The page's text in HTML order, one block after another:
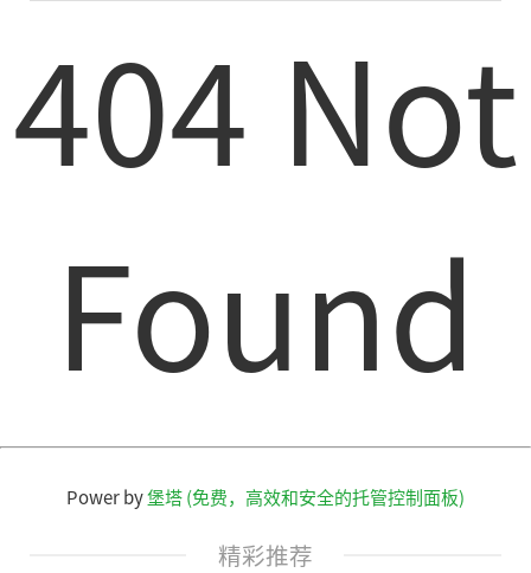
404 Not
Found
Power by堡塔 (免费，高效和安全的托管控制面板)
精彩推荐